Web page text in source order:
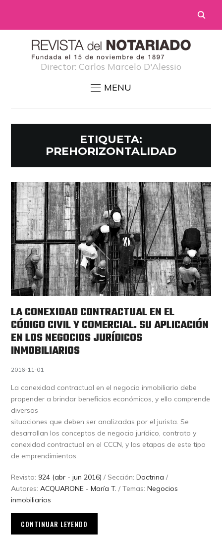
Director: Carlos Marcelo D'Alessio
MENU
ETIQUETA:
PREHORIZONTALIDAD
LA CONEXIDAD CONTRACTUAL EN EL
CÓDIGO CIVIL Y COMERCIAL. SU APLICACIÓN
EN LOS NEGOCIOS JURÍDICOS
INMOBILIARIOS
2016-11-01
La conexidad contractual en el negocio inmobiliario debe
propender a brindar beneficios económicos, y ello comprende
diversas
situaciones que deben ser analizadas por el jurista. Se
desarrollan los conceptos de negocio jurídico, contrato y
conexidad contractual en el CCCN, y las etapas de este tipo
de emprendimientos.
Revista: 924 (abr - jun 2016) / Sección:Doctrina /
Autores:ACQUARONE - María T. / Temas:Negocios
inmobiliarios
CONTINUAR LEYENDO